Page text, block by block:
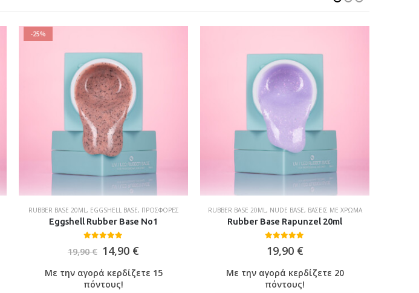
-25%
RUBBER BASE 20ML , EGGSHELL BASE, ΠΡΟΣΦΟΡΈΣ
Eggshell Rubber Base No1
19,90€ 14,90 €
Με την αγορά κερδίζετε 15
πόντους!
RUBBER BASE 20ML , NUDE BASE, ΒΆΣΕΙΣ ΜΕ ΧΡΏΜΑ
Rubber Base Rapunzel 20ml
19,90 €
Με την αγορά κερδίζετε 20
πόντους!